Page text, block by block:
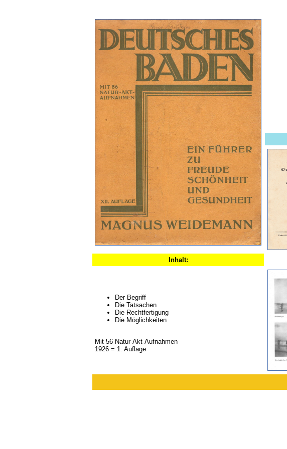
Inhalt:
Der Begriff
Die Tatsachen
Die Rechtfertigung
Die Möglichkeiten
Mit 56 Natur-Akt-Aufnahmen
1926 = 1. Auflage